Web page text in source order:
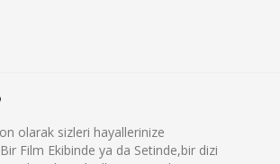
olarak sizleri hayallerinize
Film Ekibinde ya da Setinde,bir dizi